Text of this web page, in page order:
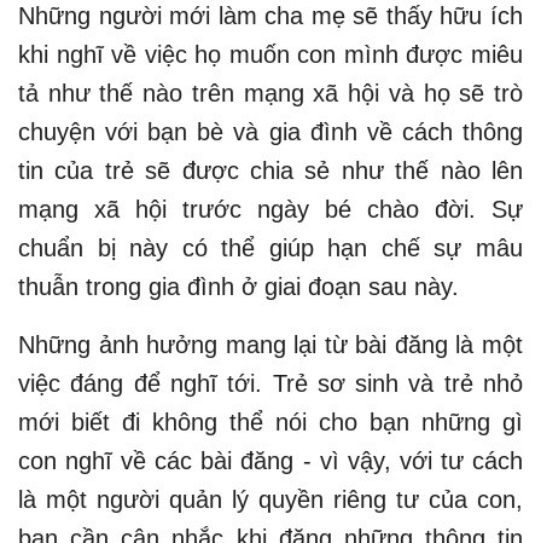
Những người mới làm cha mẹ sẽ thấy hữu ích
khi nghĩ về việc họ muốn con mình được miêu
tả như thế nào trên mạng xã hội và họ sẽ trò
chuyện với bạn bè và gia đình về cách thông
tin của trẻ sẽ được chia sẻ như thế nào lên
mạng xã hội trước ngày bé chào đời. Sự
chuẩn bị này có thể giúp hạn chế sự mâu
thuẫn trong gia đình ở giai đoạn sau này.
Những ảnh hưởng mang lại từ bài đăng là một
việc đáng để nghĩ tới. Trẻ sơ sinh và trẻ nhỏ
mới biết đi không thể nói cho bạn những gì
con nghĩ về các bài đăng - vì vậy, với tư cách
là một người quản lý quyền riêng tư của con,